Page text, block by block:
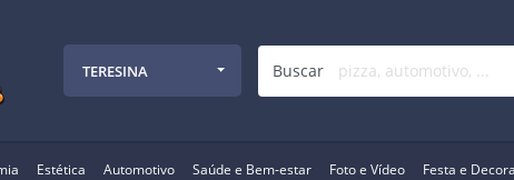
TERESINA Buscar
Estética Automotivo Saúde e Bem-estar Foto e Vídeo Festa e